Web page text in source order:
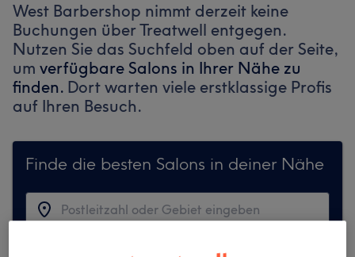
West Barbershop nimmt derzeit keine
Buchungen über Treatwell entgegen.
Nutzen Sie das Suchfeld oben auf der Seite,
um verfügbare Salons in Ihrer Nähe zu
finden. Dort warten viele erstklassige Profis
auf Ihren Besuch.
Finde die besten Salons in deiner Nähe